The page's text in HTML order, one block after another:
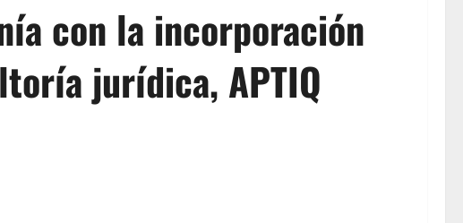
con la incorporación
jurídica, APTIQ